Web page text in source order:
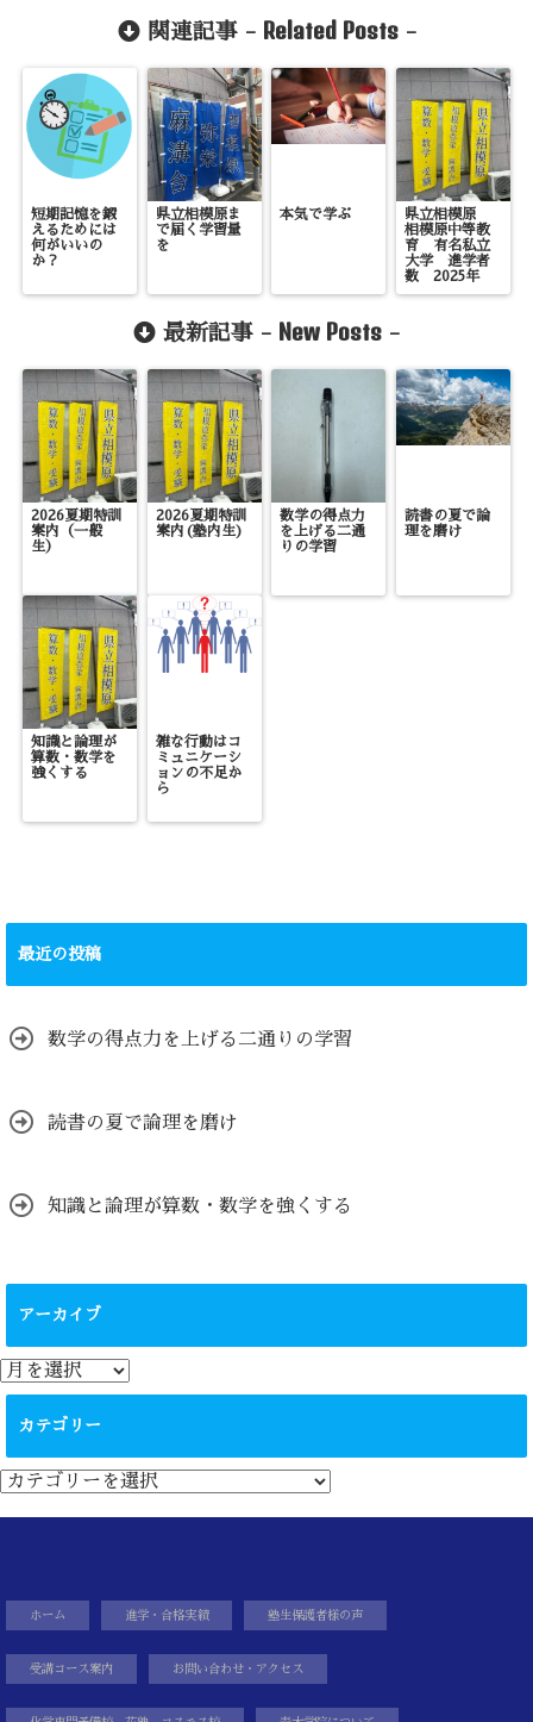
関連記事 - Related Posts-
短期記憶を鍛
えるためには
何がいいの
か？
県立相模原ま
で届く学習量
を
本気で学ぶ
県立相模原
相模原中等教
育 有名私立
大学 進学者
数 2025年
最新記事 - New Posts -
2026夏期特訓
案内（一般
生）
2026夏期特訓
案内(塾内生)
数学の得点力
を上げる二通
りの学習
読書の夏で論
理を磨け
知識と論理が
算数・数学を
強くする
雑な行動はコ
ミュニケーシ
ョンの不足か
ら
最近の投稿
数学の得点力を上げる二通りの学習
読書の夏で論理を磨け
知識と論理が算数・数学を強くする
アーカイブ
ア
ー
カテゴリー
カ
テ
ゴ
ホーム 進学・合格実績 塾生保護者様の声
受講コース案内 お問い合わせ・アクセス